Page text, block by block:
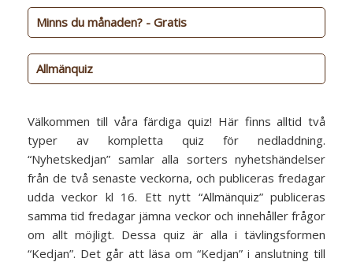
Minns du månaden? - Gratis
Allmänquiz
Välkommen till våra färdiga quiz! Här finns alltid två
typer av kompletta quiz för nedladdning.
“Nyhetskedjan” samlar alla sorters nyhetshändelser
från de två senaste veckorna, och publiceras fredagar
udda veckor kl 16. Ett nytt “Allmänquiz” publiceras
samma tid fredagar jämna veckor och innehåller frågor
om allt möjligt. Dessa quiz är alla i tävlingsformen
“Kedjan”. Det går att läsa om “Kedjan” i anslutning till